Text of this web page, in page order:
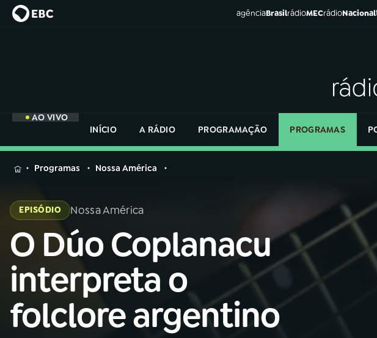
agênciaBrasilrádioMECrádioNacional
AO VIVO
INÍCIO
A RÁDIO PROGRAMAÇÃO PROGRAMAS
MENU
Buscar
na
Rádio
Nacional
AO VIVO
01 INÍCIO
na
Rádio
Programas Nossa América
EPISÓDIO Nossa América
O Dúo Coplanacu
interpreta o
folclore argentino